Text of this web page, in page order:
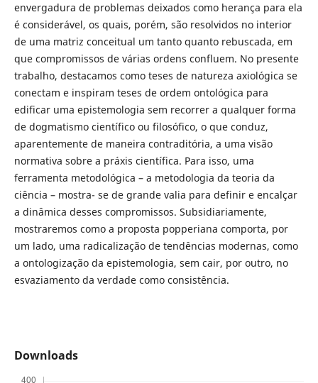
envergadura de problemas deixados como herança para ela
é considerável, os quais, porém, são resolvidos no interior
de uma matriz conceitual um tanto quanto rebuscada, em
que compromissos de várias ordens confluem. No presente
trabalho, destacamos como teses de natureza axiológica se
conectam e inspiram teses de ordem ontológica para
edificar uma epistemologia sem recorrer a qualquer forma
de dogmatismo científico ou filosófico, o que conduz,
aparentemente de maneira contraditória, a uma visão
normativa sobre a práxis científica. Para isso, uma
ferramenta metodológica – a metodologia da teoria da
ciência – mostra- se de grande valia para definir e encalçar
a dinâmica desses compromissos. Subsidiariamente,
mostraremos como a proposta popperiana comporta, por
um lado, uma radicalização de tendências modernas, como
a ontologização da epistemologia, sem cair, por outro, no
esvaziamento da verdade como consistência.
Downloads